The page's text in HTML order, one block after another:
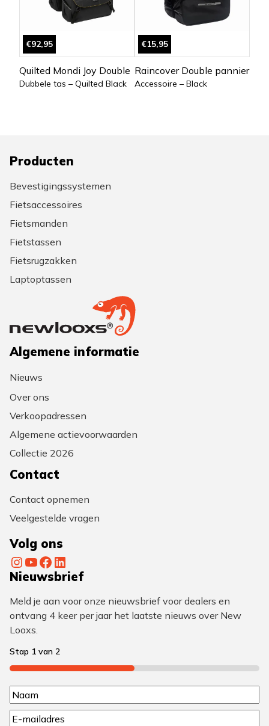
€92,95
Quilted Mondi Joy Double
Dubbele tas – Quilted Black
€15,95
Raincover Double pannier
Accessoire – Black
Producten
Bevestigingssystemen
Fietsaccessoires
Fietsmanden
Fietstassen
Fietsrugzakken
Laptoptassen
Algemene informatie
Nieuws
Over ons
Verkoopadressen
Algemene actievoorwaarden
Collectie 2026
Contact
Contact opnemen
Veelgestelde vragen
Volg ons
InstagramYouTube Facebook LinkedIn
Nieuwsbrief
Meld je aan voor onze nieuwsbrief voor dealers en
ontvang 4 keer per jaar het laatste nieuws over New
Looxs.
Stap 1 van 2
50%
N
a
N
E